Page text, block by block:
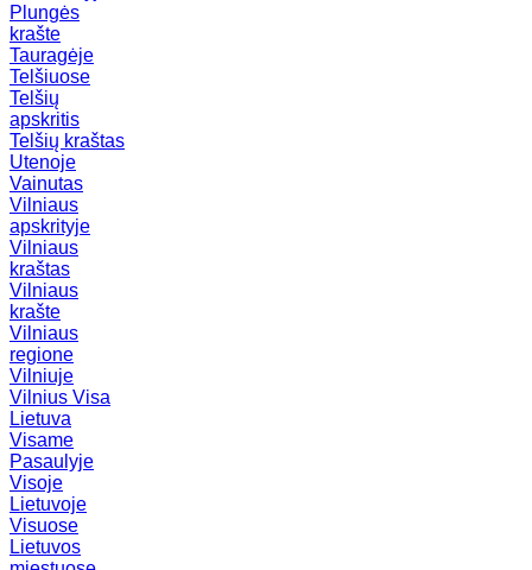
Plungės
krašte
Tauragėje
Telšiuose
Telšių
apskritis
Telšių kraštas
Utenoje
Vainutas
Vilniaus
apskrityje
Vilniaus
kraštas
Vilniaus
krašte
Vilniaus
regione
Vilniuje
Vilnius Visa
Lietuva
Visame
Pasaulyje
Visoje
Lietuvoje
Visuose
Lietuvos